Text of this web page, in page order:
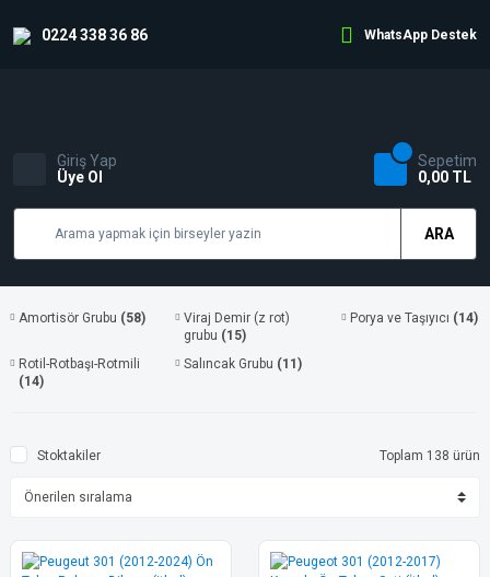
0224 338 36 86 WhatsApp Destek
ARA
Giriş Yap
Üye Ol
Sepetim
0,00 TL
Amortisör Grubu (58)
Viraj Demir (z rot)
grubu (15)
Porya ve Taşıyıcı (14)
Rotil-Rotbaşı-Rotmili
(14)
Salıncak Grubu (11)
Stoktakiler Toplam 138 ürün